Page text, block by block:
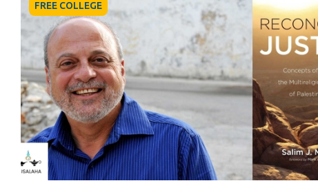
FREE COLLEGE